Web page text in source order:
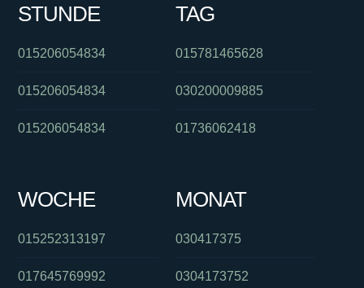
STUNDE
015206054834
015206054834
015206054834
TAG
015781465628
030200009885
01736062418
WOCHE
015252313197
017645769992
MONAT
030417375
0304173752